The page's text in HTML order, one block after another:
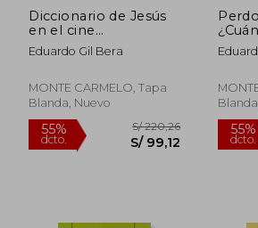
S/ 92,69
Diccionario de Jesús
en el cine
(DICCIONARIOS "MC")
Eduardo Gil Bera
MONTE CARMELO, Tapa
Blanda, Nuevo